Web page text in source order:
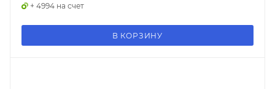
+ 4994 на счет
В КОРЗИНУ